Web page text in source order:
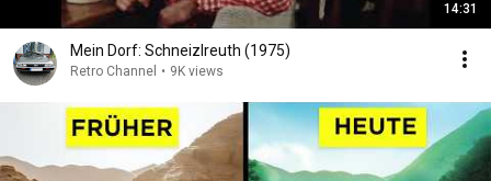
14:31
Mein Dorf: Schneizlreuth (1975)
Retro Channel • 9K views